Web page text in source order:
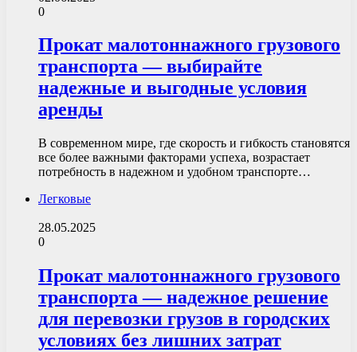
0
Прокат малотоннажного грузового
транспорта — выбирайте
надежные и выгодные условия
аренды
В современном мире, где скорость и гибкость становятся
все более важными факторами успеха, возрастает
потребность в надежном и удобном транспорте…
Легковые
28.05.2025
0
Прокат малотоннажного грузового
транспорта — надежное решение
для перевозки грузов в городских
условиях без лишних затрат